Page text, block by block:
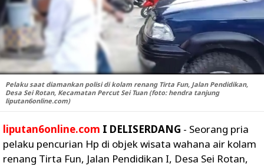
Pelaku saat diamankan polisi di kolam renang Tirta Fun, Jalan Pendidikan,
Desa Sei Rotan, Kecamatan Percut Sei Tuan (foto: hendra tanjung
liputan6online.com)
liputan6online.com I DELISERDANG - Seorang pria
pelaku pencurian Hp di objek wisata wahana air kolam
renang Tirta Fun, Jalan Pendidikan I, Desa Sei Rotan,